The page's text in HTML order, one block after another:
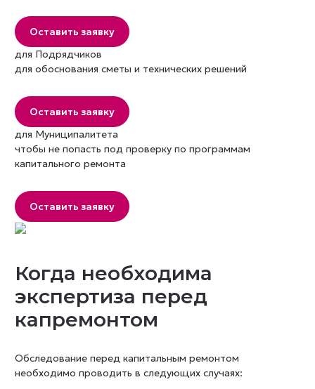
Оставить заявку
для Подрядчиков
для обоснования сметы и технических решений
Оставить заявку
для Муниципалитета
чтобы не попасть под проверку по программам
капитального ремонта
Оставить заявку
Когда необходима
экспертиза перед
капремонтом
Обследование перед капитальным ремонтом
необходимо проводить в следующих случаях: